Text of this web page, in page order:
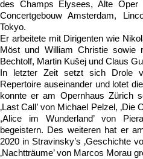
des Champs Elysees, Alte Oper
Concertgebouw Amsterdam,
Tokyo.
Er arbeitete mit Dirigenten wie
Möst und William Christie sowie
Bechtolf, Martin Kušej und Claus
In letzter Zeit setzt sich Drole
Repertoire auseinander und lotet
konnte er am Opernhaus Zürich
‚Last Call’ von Michael Pelzel, ‚Die
,Alice im Wunderland’ von
begeistern. Des weiteren hat er
2020 in Stravinsky’s ‚Geschichte
‚Nachtträume’ von Marcos Morau